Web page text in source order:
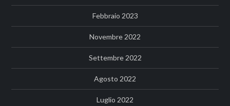
Febbraio 2023
Novembre 2022
Settembre 2022
Agosto 2022
Luglio 2022